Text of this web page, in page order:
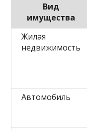
Вид
имущества
Жилая
недвижимость
Автомобиль